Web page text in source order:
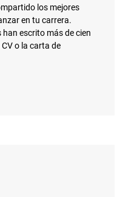
los mejores
en tu carrera.
escrito más de cien
o la carta de